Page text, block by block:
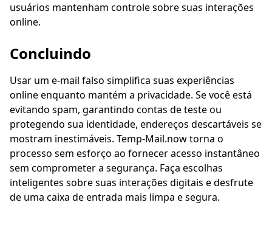
usuários mantenham controle sobre suas interações
online.
Concluindo
Usar um e-mail falso simplifica suas experiências
online enquanto mantém a privacidade. Se você está
evitando spam, garantindo contas de teste ou
protegendo sua identidade, endereços descartáveis se
mostram inestimáveis. Temp-Mail.now torna o
processo sem esforço ao fornecer acesso instantâneo
sem comprometer a segurança. Faça escolhas
inteligentes sobre suas interações digitais e desfrute
de uma caixa de entrada mais limpa e segura.